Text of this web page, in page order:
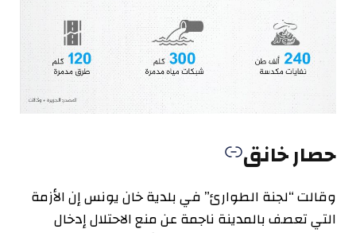
حصار خانق
وقالت “لجنة الطوارئ” في بلدية خان يونس إن الأزمة
التي تعصف بالمدينة ناجمة عن منع الاحتلال إدخال